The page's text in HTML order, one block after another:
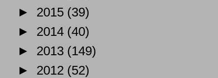
► 2015 (39)
► 2014 (40)
► 2013 (149)
► 2012 (52)